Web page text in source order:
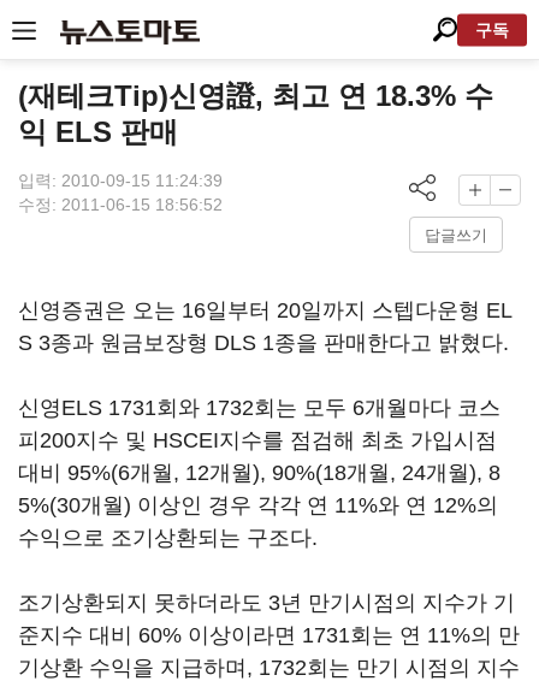
구독
(재테크Tip)신영證, 최고 연 18.3% 수
익 ELS 판매
입력: 2010-09-15 11:24:39
수정: 2011-06-15 18:56:52
답글쓰기
신영증권은 오는 16일부터 20일까지 스텝다운형 EL
S 3종과 원금보장형 DLS 1종을 판매한다고 밝혔다.
신영ELS 1731회와 1732회는 모두 6개월마다 코스
피200지수 및 HSCEI지수를 점검해 최초 가입시점
대비 95%(6개월, 12개월), 90%(18개월, 24개월), 8
5%(30개월) 이상인 경우 각각 연 11%와 연 12%의
수익으로 조기상환되는 구조다.
조기상환되지 못하더라도 3년 만기시점의 지수가 기
준지수 대비 60% 이상이라면 1731회는 연 11%의 만
기상환 수익을 지급하며, 1732회는 만기 시점의 지수